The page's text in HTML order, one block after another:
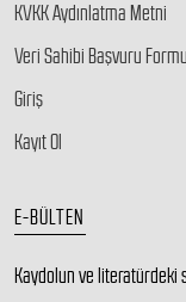
KVKK Aydınlatma Metni
Veri Sahibi Başvuru Formu
Giriş
Kayıt Ol
E-BÜLTEN
Kaydolun ve literatürdeki